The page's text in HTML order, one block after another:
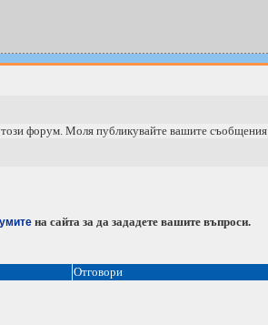
форум. Моля публикувайте вашите съобщения
на сайта за дa зададете вашите въпроси.
Отговори